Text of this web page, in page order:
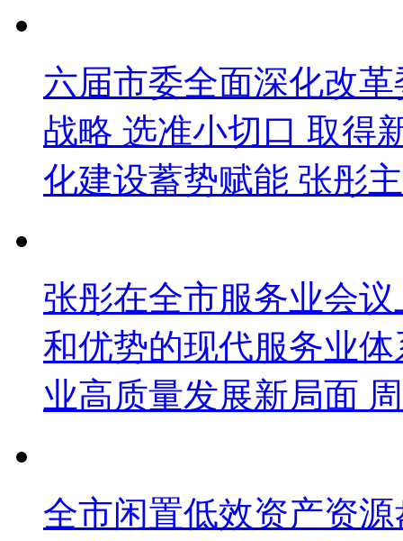
六届市委全面深化改
战略 选准小切口 取得
化建设蓄势赋能 张彤
张彤在全市服务业会
和优势的现代服务业
业高质量发展新局面
全市闲置低效资产资